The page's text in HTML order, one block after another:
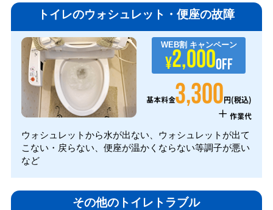
トイレのウォシュレット・便座の故障
WEB割 キャンペーン
¥2,000OFF
基本料金3,300円(税込)
+ 作業代
ウォシュレットから水が出ない、ウォシュレットが出て
こない・戻らない、便座が温かくならない等調子が悪い
など
その他のトイレトラブル